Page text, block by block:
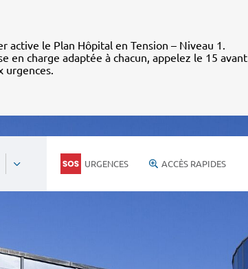
active le Plan Hôpital en Tension – Niveau 1.
en charge adaptée à chacun, appelez le 15 avant
urgences.
URGENCES ACCÈS RAPIDES